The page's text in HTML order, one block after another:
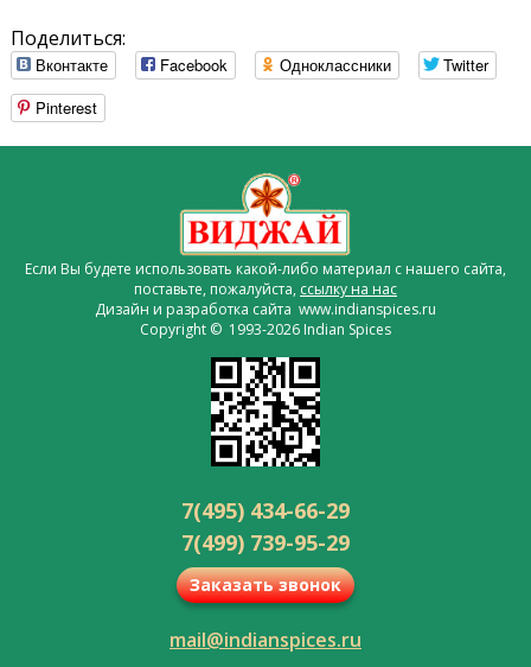
Поделиться:
Вконтакте Facebook Одноклассники
Twitter
Pinterest
Если Вы будете использовать какой-либо материал с нашего сайта,
поставьте, пожалуйста, ссылку на нас
Дизайн и разработка сайта www.indianspices.ru
Copyright © 1993-2026 Indian Spices
7(495) 434-66-29
7(499) 739-95-29
Заказать звонок
mail@indianspices.ru